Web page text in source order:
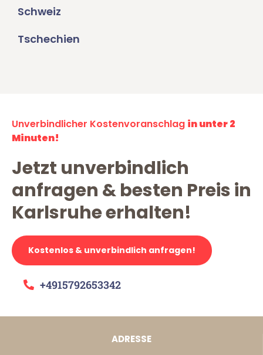
Schweiz
Tschechien
Unverbindlicher Kostenvoranschlag in unter 2
Minuten!
Jetzt unverbindlich
anfragen & besten Preis in
Karlsruhe erhalten!
Kostenlos & unverbindlich anfragen!
+4915792653342
ADRESSE